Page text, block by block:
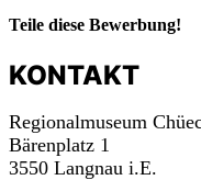
Teile diese Bewerbung!
KONTAKT
Regionalmuseum
Bärenplatz 1
3550 Langnau i.E.